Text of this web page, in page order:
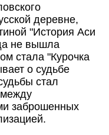
деревне,
"История Аси
не вышла
стала "Курочка
о судьбе
стал
заброшенных